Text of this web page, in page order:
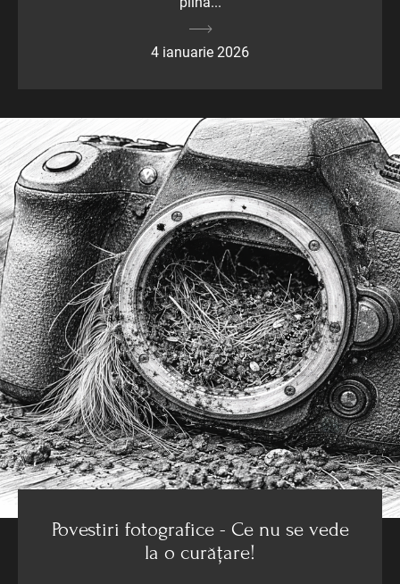
4 ianuarie 2026
Povestiri fotografice - Ce nu se vede
la o curățare!